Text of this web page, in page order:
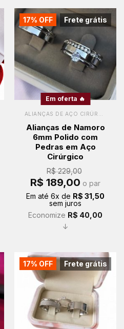
Frete grátis
17% OFF
Em oferta 🔥
ALIANÇAS DE AÇO CIRÚRGICO
Alianças de Namoro
6mm Polido com
Pedras em Aço
Cirúrgico
R$229,00
O
preço
era:
R$ 229,00.
R$ 189,00 preço
é:
R$ 189,00.
o par
Em até 6x de R$ 31,50
sem juros
Economize R$ 40,00
↓
Frete grátis
17% OFF